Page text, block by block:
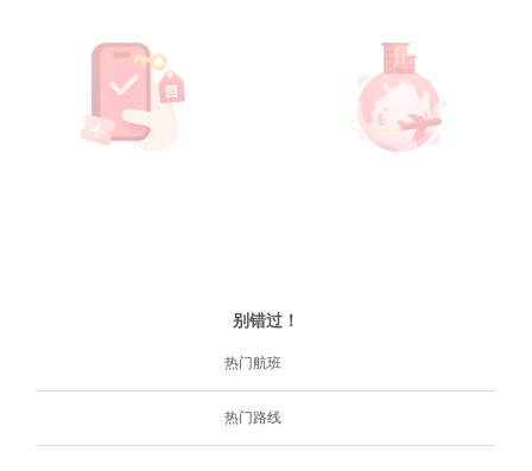
别错过！
热门航班
热门路线